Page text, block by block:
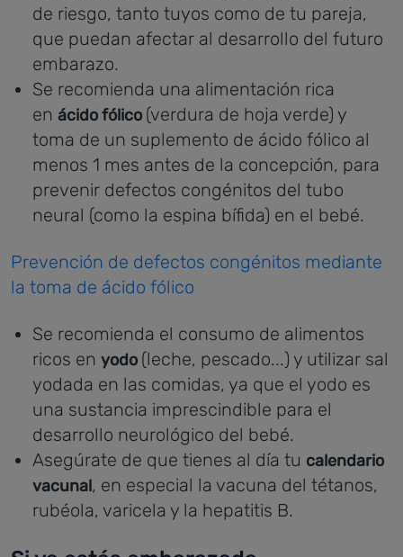
de riesgo, tanto tuyos como de tu pareja,
que puedan afectar al desarrollo del futuro
embarazo.
Se recomienda una alimentación rica
en ácido fólico (verdura de hoja verde) y
toma de un suplemento de ácido fólico al
menos 1 mes antes de la concepción, para
prevenir defectos congénitos del tubo
neural (como la espina bífida) en el bebé.
Prevención de defectos congénitos mediante
la toma de ácido fólico
Se recomienda el consumo de alimentos
ricos en yodo (leche, pescado...) y utilizar sal
yodada en las comidas, ya que el yodo es
una sustancia imprescindible para el
desarrollo neurológico del bebé.
Asegúrate de que tienes al día tu calendario
vacunal, en especial la vacuna del tétanos,
rubéola, varicela y la hepatitis B.